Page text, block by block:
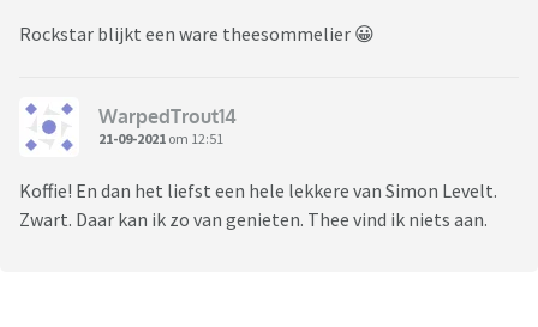
Rockstar blijkt een ware theesommelier 😀
WarpedTrout14
21-09-2021 om 12:51
Koffie! En dan het liefst een hele lekkere van Simon Levelt.
Zwart. Daar kan ik zo van genieten. Thee vind ik niets aan.